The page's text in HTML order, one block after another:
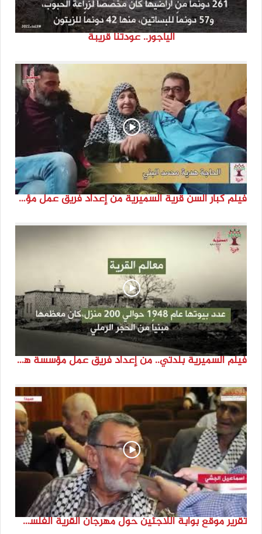
الياجور.. عودتنا قريبة
فيلم كبار السن قرية السميرية من إعداد فريق عمل مؤسسة هوية
فيلم السميرية بلدتي.. من إعداد فريق عمل مؤسسة هوية
تقرير موقع بوابة اللاجئين حول مهرجان القرية الفلسطينية ( السميرية بلدتي)